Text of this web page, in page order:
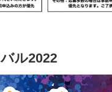
ル2022